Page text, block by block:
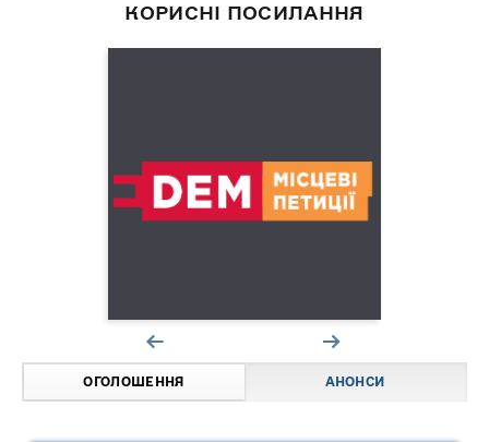
КОРИСНІ ПОСИЛАННЯ
ОГОЛОШЕННЯ АНОНСИ